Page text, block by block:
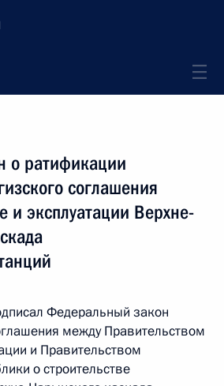
о ратификации
соглашения
и эксплуатации Верхне-
Федеральный закон
между Правительством
и Правительством
о строительстве